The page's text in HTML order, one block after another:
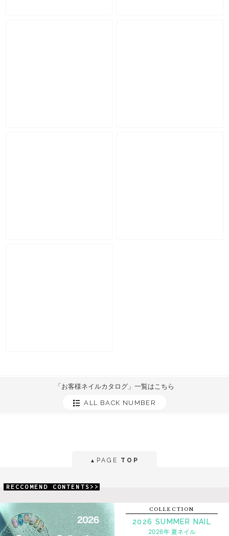
「お客様ネイルカタログ」一覧はこちら
ALL BACK NUMBER
▲ PAGE TOP
RECCOMEND CONTENTS>>
COLLECTION
2026 SUMMER NAIL
2026年 夏ネイル